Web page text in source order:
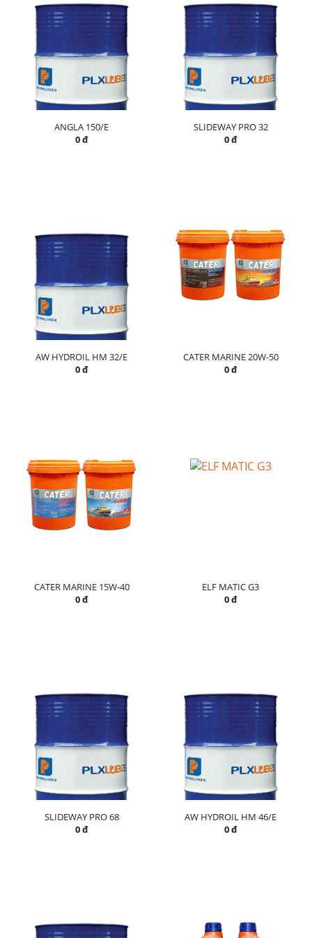
ANGLA 150/E
0 đ
SLIDEWAY PRO 32
0 đ
AW HYDROIL HM 32/E
0 đ
CATER MARINE 20W-50
0 đ
CATER MARINE 15W-40
0 đ
ELF MATIC G3
0 đ
SLIDEWAY PRO 68
0 đ
AW HYDROIL HM 46/E
0 đ